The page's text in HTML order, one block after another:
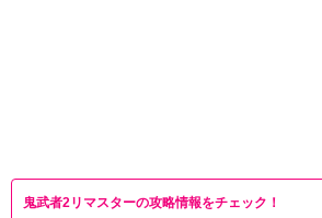
鬼武者2リマスターの攻略情報をチェック！